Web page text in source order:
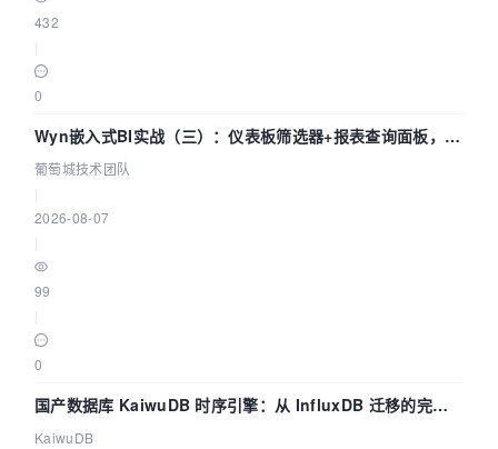
432
0
Wyn嵌入式BI实战（三）：仪表板筛选器+报表查询面板，参
数联动全闭环
葡萄城技术团队
2026-08-07
99
0
国产数据库 KaiwuDB 时序引擎：从 InfluxDB 迁移的完整
技术路径
KaiwuDB